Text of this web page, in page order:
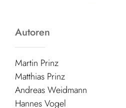
Autoren
Martin Prinz
Matthias Prinz
Andreas Weidmann
Hannes Vogel